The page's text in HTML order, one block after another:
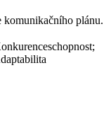
komunikačního plánu.